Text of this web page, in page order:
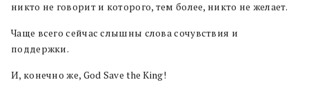
никто не говорит и которого, тем более, никто не желает.
Чаще всего сейчас слышны слова сочувствия и
поддержки.
И, конечно же, God Save the King!